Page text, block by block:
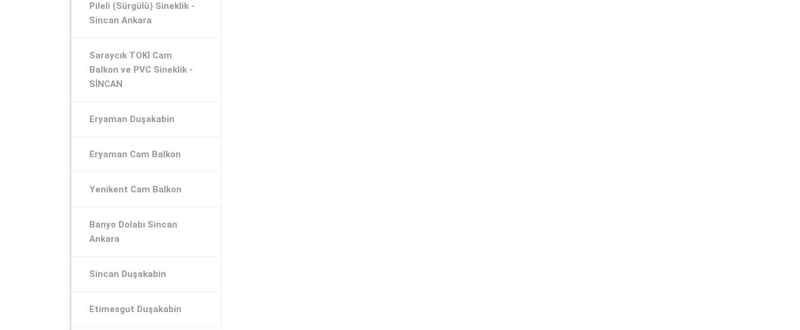
Pileli (Sürgülü) Sineklik -
Sincan Ankara
Saraycık TOKİ Cam
Balkon ve PVC Sineklik -
SİNCAN
Eryaman Duşakabin
Eryaman Cam Balkon
Yenikent Cam Balkon
Banyo Dolabı Sincan
Ankara
Sincan Duşakabin
Etimesgut Duşakabin